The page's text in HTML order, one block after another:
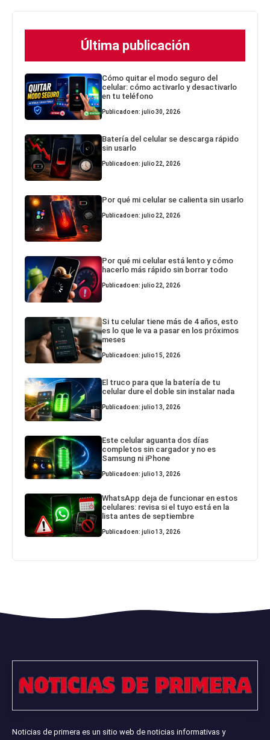
Última publicación
Cómo quitar el modo seguro del
celular: cómo activarlo y desactivarlo
en tu teléfono
Publicado en: julio 30, 2026
Batería del celular se descarga rápido
sin usarlo
Publicado en: julio 22, 2026
Por qué mi celular se calienta sin usarlo
Publicado en: julio 22, 2026
Por qué mi celular está lento y cómo
hacerlo más rápido sin borrar todo
Publicado en: julio 22, 2026
Si tu celular tiene más de 4 años, esto
es lo que le va a pasar en los próximos
meses
Publicado en: julio 15, 2026
El truco para que la batería de tu
celular dure el doble sin instalar nada
Publicado en: julio 13, 2026
Este celular aguanta dos días
completos sin cargador y no es
Samsung ni iPhone
Publicado en: julio 13, 2026
WhatsApp deja de funcionar en estos
celulares: revisa si el tuyo está en la
lista antes de septiembre
Publicado en: julio 13, 2026
Noticias de primera es un sitio web de noticias informativas y